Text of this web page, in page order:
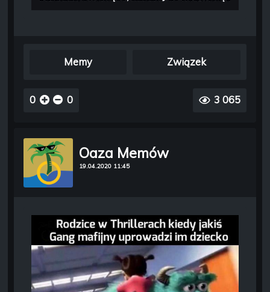
Memy Związek
0 0 3 065
Oaza Memów
19.04.2020 11:45